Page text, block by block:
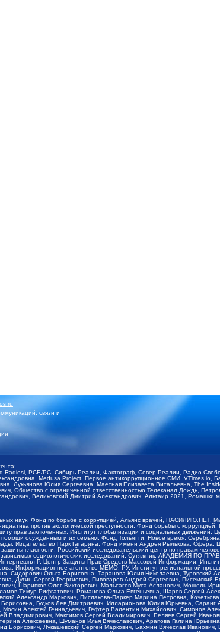
связи и
PCE/PC, Сибирь.Реалии, Фактограф, Север.Реалии, Радио
Medusa Project, Первое антикоррупционное СМИ,
Лукьянова Юлия Сергеевна, Маетная Елизавета Витальевна, The
Общество с ограниченной ответственностью Телеканал Дождь,
Великовский Дмитрий Александрович, Альтаир 2021, Ромашки
наук, Фонд по борьбе с коррупцией, Альянс врачей,
против экологической преступности, Фонд борьбы с
прав заключенных, Институт глобализации и социальных
осужденным и их семьям, Фонд Тольятти, Новое время,
Издательство Парк Гагарина, Фонд имени Андрея Рылькова,
гласности, Российский исследовательский центр по правам
социологических исследований, Сутяжник, АКАДЕМИЯ ПО
Р, Центр Защиты Прав Средств Массовой Информации,
Информационное агентство МЕМО. РУ, Институт региональной
Сидорович Ольга Борисовна, Таранова Юлия Николаевна, Туровский
Дугин Сергей Георгиевич, Пивоваров Андрей Сергеевич, Писемский
Шарипков Олег Викторович, Мальсагов Муса Асланович, Мошель
Тимур Рифгатович, Романова Ольга Евгеньевна, Щаров Сергей
Александр Маркович, Пислакова-Паркер Марина Петровна,
Гудков Лев Дмитриевич, Илларионова Юлия Юрьевна,
Алексей Геннадьевич, Гефтер Валентин Михайлович, Симонов
Максимов Сергей Владимирович, Беляев Сергей
Алексеевна, Шуманов Илья Вячеславович, Арапова Галина
Борисович, Лукашевский Сергей Маркович, Бахмин Вячеслав